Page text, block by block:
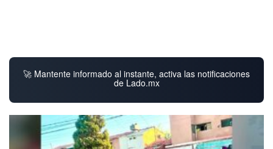
🚀 Mantente informado al instante, activa las notificaciones
de Lado.mx